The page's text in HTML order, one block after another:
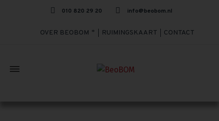
010 820 29 20 info@beobom.nl
OVER BEOBOM RUIMINGSKAART CONTACT